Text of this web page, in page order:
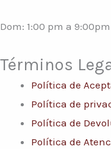
Dom: 1:00 pm a 9:00pm
Términos
Política de
Política de
Política de
Política de